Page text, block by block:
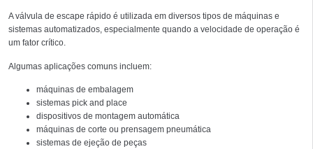
A válvula de escape rápido é utilizada em diversos tipos de máquinas e
sistemas automatizados, especialmente quando a velocidade de operação é
um fator crítico.
Algumas aplicações comuns incluem:
máquinas de embalagem
sistemas pick and place
dispositivos de montagem automática
máquinas de corte ou prensagem pneumática
sistemas de ejeção de peças